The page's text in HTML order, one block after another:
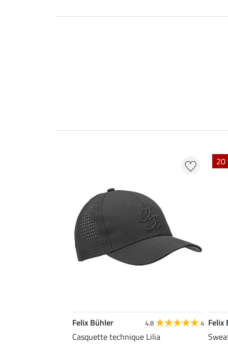
Felix Bühler 4.8 4
Casquette technique Lilia
20
Felix